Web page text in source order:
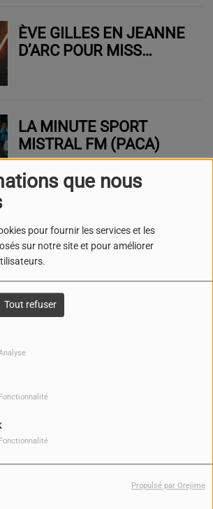
que nous
pour fournir les services et les
sur notre site et pour améliorer
Tout refuser
Propulsé par Orejime
ÈVE GILLES EN JEANNE
D’ARC POUR MISS
LA MINUTE SPORT
MISTRAL FM (PACA)
MISTRAL FM (VAR)
L'AGENDA DU WEEK-END
NOVEMBRE 2025)
CINÉMA !